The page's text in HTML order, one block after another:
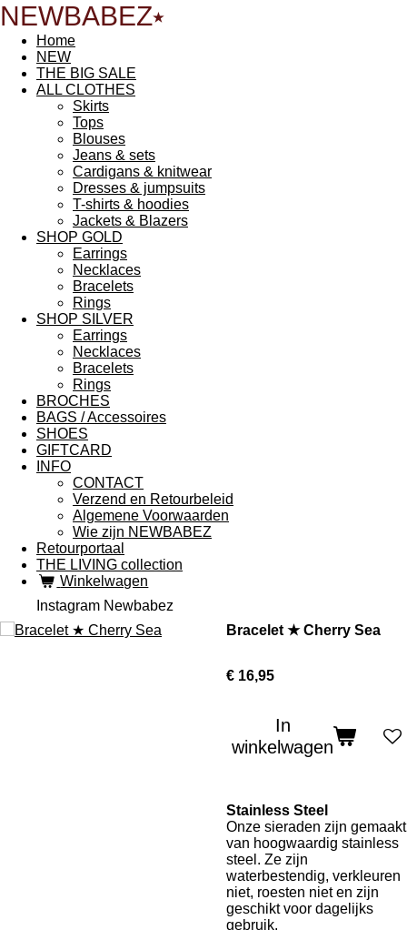
NEWBABEZ⭑
Home
NEW
THE BIG SALE
ALL CLOTHES
Skirts
Tops
Blouses
Jeans & sets
Cardigans & knitwear
Dresses & jumpsuits
T-shirts & hoodies
Jackets & Blazers
SHOP GOLD
Earrings
Necklaces
Bracelets
Rings
SHOP SILVER
Earrings
Necklaces
Bracelets
Rings
BROCHES
BAGS / Accessoires
SHOES
GIFTCARD
INFO
CONTACT
Verzend en Retourbeleid
Algemene Voorwaarden
Wie zijn NEWBABEZ
Retourportaal
THE LIVING collection
Winkelwagen
Instagram Newbabez
Bracelet ★ Cherry Sea
€ 16,95
In
winkelwagen
Stainless Steel
Onze sieraden zijn gemaakt
van hoogwaardig stainless
steel. Ze zijn
waterbestendig, verkleuren
niet, roesten niet en zijn
geschikt voor dagelijks
gebruik.